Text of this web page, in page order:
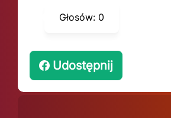
Głosów: 0
Udostępnij